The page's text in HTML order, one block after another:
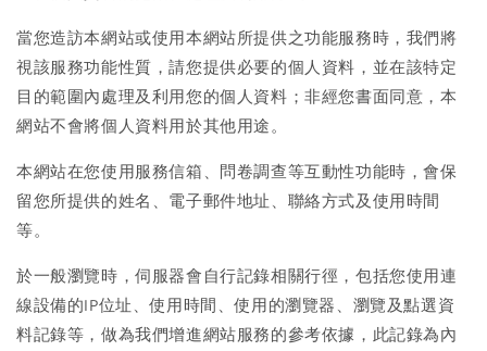
當您造訪本網站或使用本網站所提供之功能服務時，我們將
視該服務功能性質，請您提供必要的個人資料，並在該特定
目的範圍內處理及利用您的個人資料；非經您書面同意，本
網站不會將個人資料用於其他用途。
本網站在您使用服務信箱、問卷調查等互動性功能時，會保
留您所提供的姓名、電子郵件地址、聯絡方式及使用時間
等。
於一般瀏覽時，伺服器會自行記錄相關行徑，包括您使用連
線設備的IP位址、使用時間、使用的瀏覽器、瀏覽及點選資
料記錄等，做為我們增進網站服務的參考依據，此記錄為內